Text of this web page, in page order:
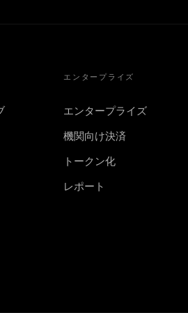
エンタープライズ
エンタープライズ
機関向け決済
トークン化
レポート